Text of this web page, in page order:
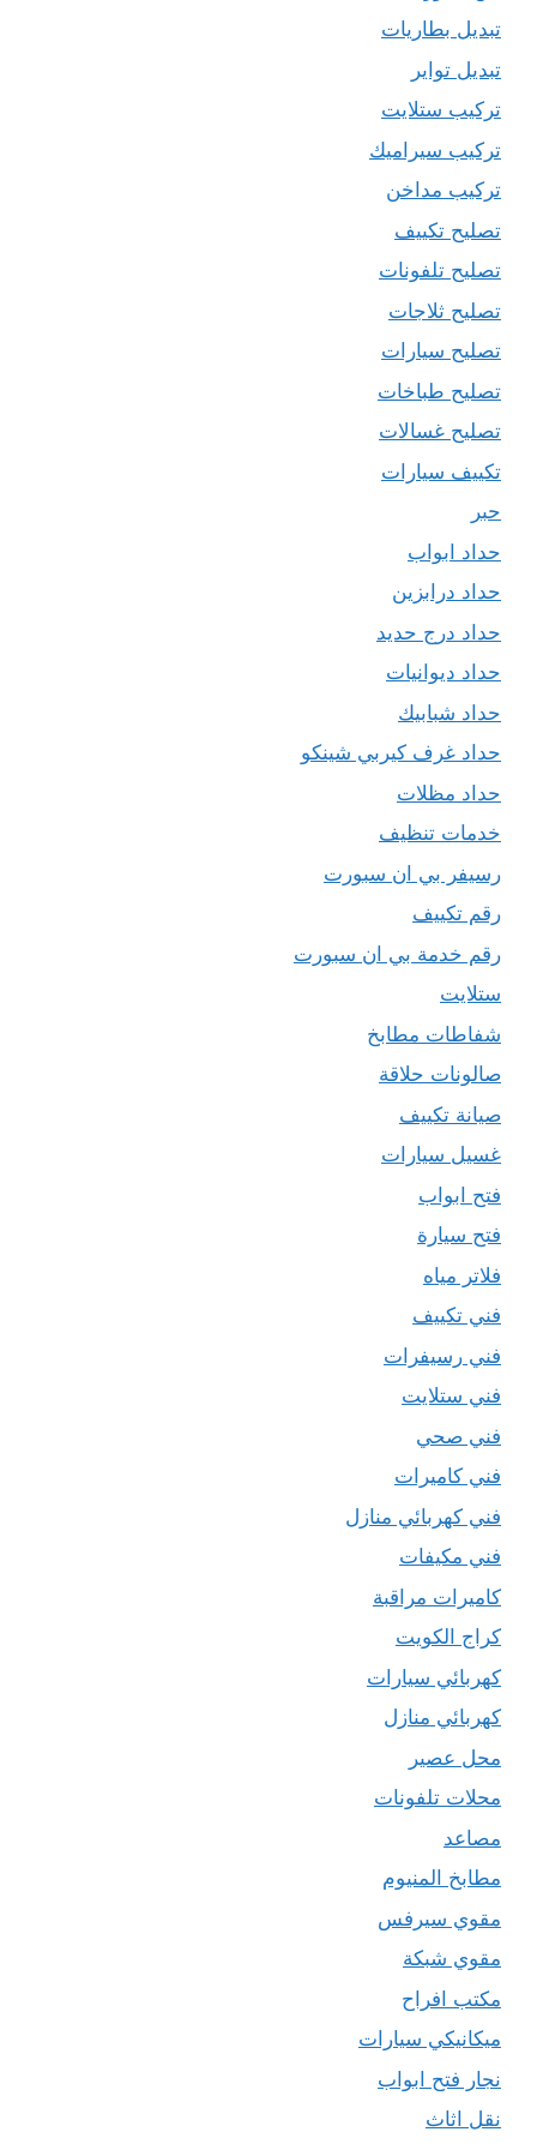
تبديل بطاريات
تبديل تواير
تركيب ستلايت
تركيب سيراميك
تركيب مداخن
تصليح تكييف
تصليح تلفونات
تصليح ثلاجات
تصليح سيارات
تصليح طباخات
تصليح غسالات
تكييف سيارات
حبر
حداد ابواب
حداد درابزين
حداد درج حديد
حداد ديوانيات
حداد شبابيك
حداد غرف كيربي شينكو
حداد مظلات
خدمات تنظيف
رسيفر بي ان سبورت
رقم تكييف
رقم خدمة بي ان سبورت
ستلايت
شفاطات مطابخ
صالونات حلاقة
صيانة تكييف
غسيل سيارات
فتح ابواب
فتح سيارة
فلاتر مياه
فني تكييف
فني رسيفرات
فني ستلايت
فني صحي
فني كاميرات
فني كهربائي منازل
فني مكيفات
كاميرات مراقبة
كراج الكويت
كهربائي سيارات
كهربائي منازل
محل عصير
محلات تلفونات
مصاعد
مطابخ المنيوم
مقوي سيرفس
مقوي شبكة
مكتب افراح
ميكانيكي سيارات
نجار فتح ابواب
نقل اثاث